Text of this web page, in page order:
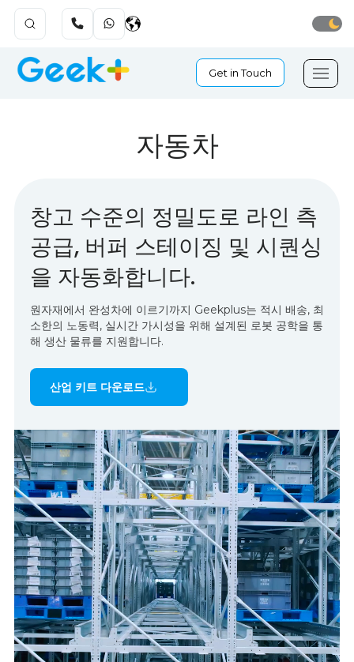
Get in Touch
자동차
창고 수준의 정밀도로 라인 측
공급, 버퍼 스테이징 및 시퀀싱
을 자동화합니다.
원자재에서 완성차에 이르기까지 Geekplus는 적시 배송, 최
소한의 노동력, 실시간 가시성을 위해 설계된 로봇 공학을 통
해 생산 물류를 지원합니다.
산업 키트 다운로드